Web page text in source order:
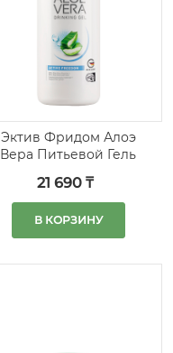
Эктив Фридом Алоэ
Вера Питьевой Гель
21 690 ₸
В КОРЗИНУ